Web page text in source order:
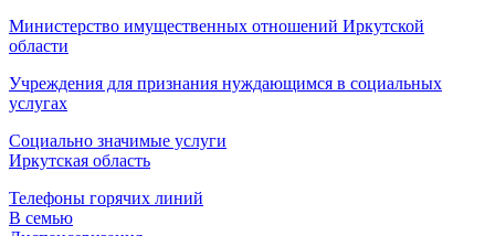
Министерство имущественных отношений Иркутской
области
Учреждения для признания нуждающимся в социальных
услугах
Социально значимые услуги
Иркутская область
Телефоны горячих линий
В семью